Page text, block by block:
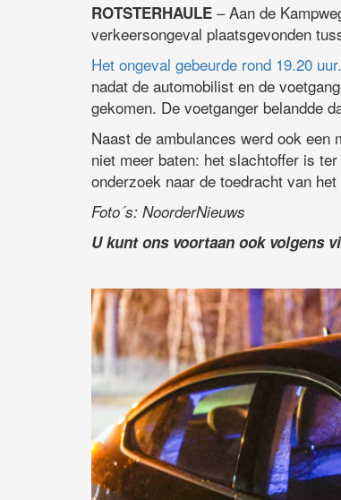
ROTSTERHAULE – Aan de
verkeersongeval plaatsgevonden
Het ongeval gebeurde rond 19.20 uur.
nadat de automobilist en de
gekomen. De voetganger belandde
Naast de ambulances werd ook
niet meer baten: het slachtoffer is
onderzoek naar de toedracht van het
Foto´s: NoorderNieuws
U kunt ons voortaan ook volgens